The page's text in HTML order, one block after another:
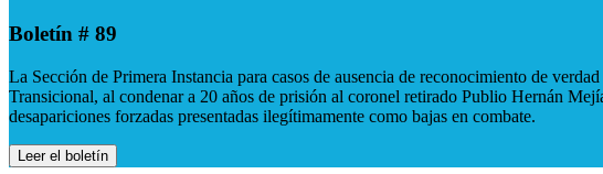
Boletín # 89
La Sección de Primera Instancia para casos de ausencia de reconocimiento de
Transicional, al condenar a 20 años de prisión al coronel retirado Publio Hernán
desapariciones forzadas presentadas ilegítimamente como bajas en combate.
Leer el boletín